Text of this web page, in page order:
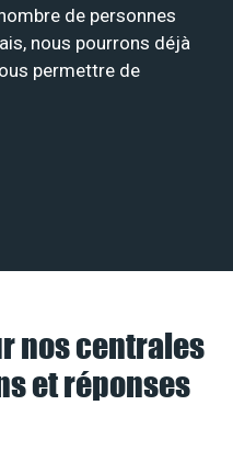
de personnes
nous pourrons déjà
permettre de
nos centrales
et réponses